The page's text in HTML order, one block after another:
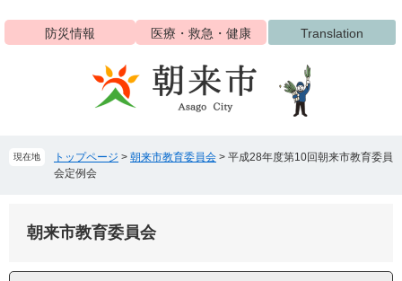
ジ
ュ
防災情報 医療・救急・健康 Translation
現在地 トップページ > 朝来市教育委員会 > 平成28年度第10回朝来市教育委員
会定例会
朝来市教育委員会